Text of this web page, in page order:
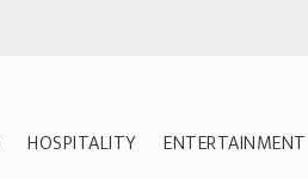
HOSPITALITY ENTERTAINMENT